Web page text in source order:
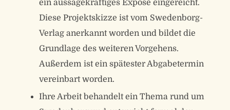
ein aussagekräftiges Exposé eingereicht.
Diese Projektskizze ist vom Swedenborg-
Verlag anerkannt worden und bildet die
Grundlage des weiteren Vorgehens.
Außerdem ist ein spätester Abgabetermin
vereinbart worden.
Ihre Arbeit behandelt ein Thema rund um